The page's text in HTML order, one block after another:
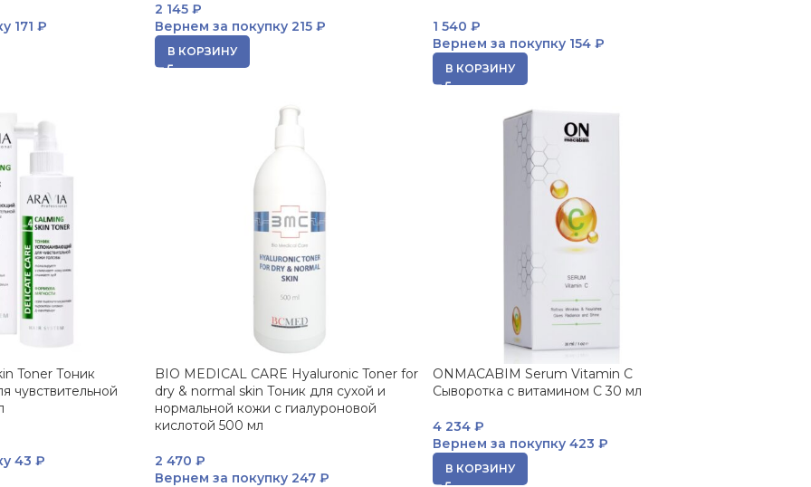
171 ₽
2 145₽
Вернем за покупку 215 ₽
В КОРЗИНУ
1 540 ₽
Вернем за покупку154 ₽
В КОРЗИНУ
Toner Тоник
чувствительной
43 ₽
BIO MEDICAL CARE Hyaluronic Toner for
dry & normal skin Тоник для сухой и
нормальной кожи с гиалуроновой
кислотой 500 мл
2 470₽
Вернем за покупку 247 ₽
ONMACABIM Serum Vitamin C
Сыворотка с витамином С 30 мл
4 234 ₽
Вернем за покупку423 ₽
В КОРЗИНУ